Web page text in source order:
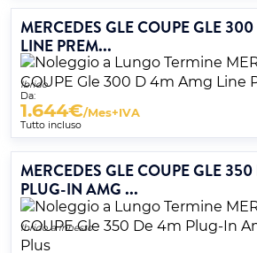
MERCEDES GLE COUPE GLE
LINE PREM...
Ibrido
Da:
1.644€/Mes+IVA
Tutto incluso
MERCEDES GLE COUPE GLE
PLUG-IN AMG ...
Ibrido a innesto